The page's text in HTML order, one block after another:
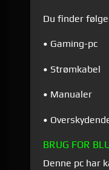
Du finder
• Gaming-pc
• Strømkabel
• Manualer
•
BRUG FOR
Denne pc har